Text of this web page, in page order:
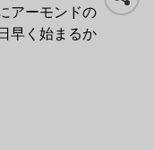
アーモンドの
早く始まるか